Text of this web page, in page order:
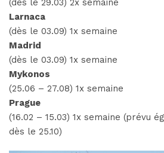
(dès le 29.03) 2x semaine
Larnaca
(dès le 03.09) 1x semaine
Madrid
(dès le 03.09) 1x semaine
Mykonos
(25.06 – 27.08) 1x semaine
Prague
(16.02 – 15.03) 1x semaine (prévu
dès le 25.10)